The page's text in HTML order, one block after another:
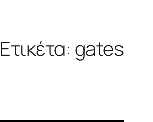
Ετικέτα: gates